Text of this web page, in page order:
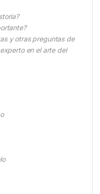
y otras preguntas de
en el arte del